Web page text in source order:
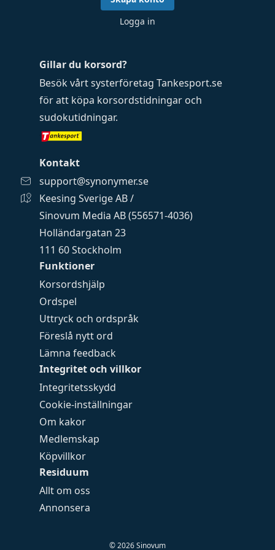
Funktioner
Korsordshjälp
Ordspel
Uttryck och ordspråk
Föreslå nytt ord
Lämna feedback
Integritet och villkor
Integritetsskydd
Cookie-inställningar
Om kakor
Medlemskap
Köpvillkor
Residuum
Allt om oss
Annonsera
Gillar du korsord?
Besök vårt systerföretag Tankesport.se
för att köpa korsordstidningar och
sudokutidningar.
Kontakt
support@synonymer.se
Keesing Sverige AB /
Sinovum Media AB (556571-4036)
Holländargatan 23
111 60 Stockholm
Logga in
©2026Sinovum